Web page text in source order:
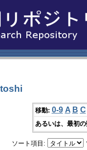
移動: 0-9 A B C
あるいは、最初
ソート項目: